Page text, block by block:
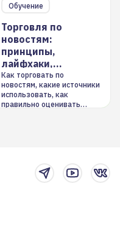
Обучение
Торговля по
новостям:
принципы,
лайфхаки,
инструменты
Как торговать по
новостям, какие источники
использовать, как
правильно оценивать